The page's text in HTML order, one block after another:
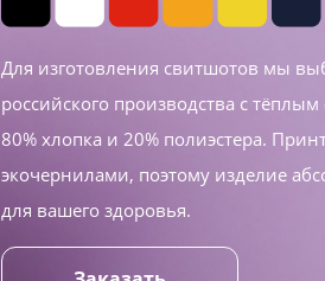
Для изготовления свитшотов мы
российского производства с
80% хлопка и 20% полиэстера.
экочернилами, поэтому изделие
для вашего здоровья.